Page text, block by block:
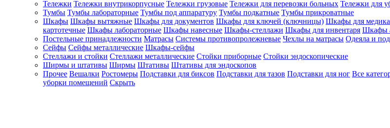
Тележки Тележки внутрикорпусные Тележки грузовые Тележки для перевозки больных Тележки для
Тумбы Тумбы лабораторные Тумбы под аппаратуру Тумбы подкатные Тумбы прикроватные
Шкафы Шкафы вытяжные Шкафы для документов Шкафы для ключей (ключницы) Шкафы для
картотечные Шкафы лабораторные Шкафы навесные Шкафы-стеллажи Шкафы для инвентаря Шкафы
Постельные принадлежности Матрасы Системы противопролежневые Чехлы на матрасы Одеяла и
Сейфы Сейфы металлические Шкафы-сейфы
Стеллажи и стойки Стеллажи металлические Стойки приборные Стойки эндоскопические
Ширмы и штативы Ширмы Штативы Штативы для эндоскопов
Прочее Вешалки Ростомеры Подставки для биксов Подставки для тазов Подставки для ног Все
уборки помещений Скрыть